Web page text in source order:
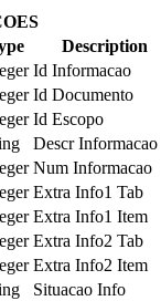
Description
Id Informacao
Id Documento
Id Escopo
Descr Informacao
Num Informacao
Extra Info1 Tab
Extra Info1 Item
Extra Info2 Tab
Extra Info2 Item
Situacao Info